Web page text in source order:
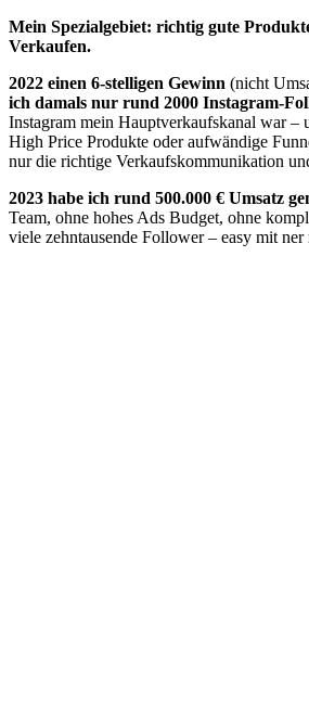
Mein Spezialgebiet: richtig gute
Verkaufen.
2022 einen 6-stelligen Gewinn (nicht
ich damals nur rund 2000 Instagram-
Instagram mein Hauptverkaufskanal war –
High Price Produkte oder aufwändige
nur die richtige Verkaufskommunikation
2023 habe ich rund 500.000 € Umsatz
Team, ohne hohes Ads Budget, ohne
viele zehntausende Follower – easy mit